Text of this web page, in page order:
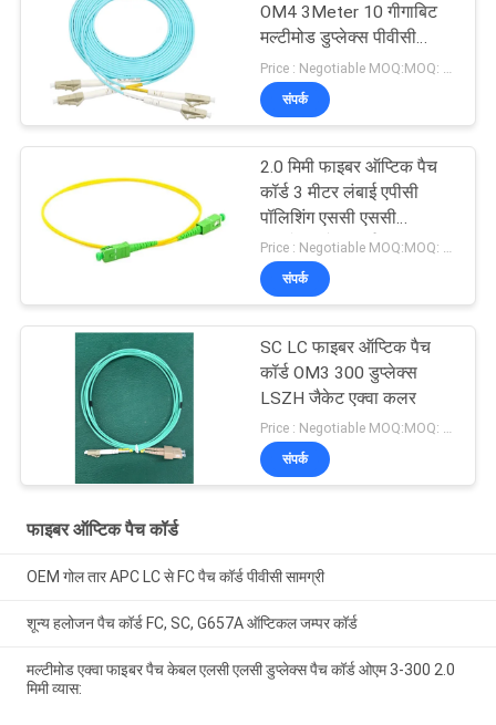
OM4 3Meter 10 गीगाबिट
मल्टीमोड डुप्लेक्स पीवीसी
LSZH
संपर्क
2.0 मिमी फाइबर ऑप्टिक पैच
कॉर्ड 3 मीटर लंबाई एपीसी
पॉलिशिंग एससी एससी
सिम्प्लेक्स पैच कॉर्ड
Price : Negotiable MOQ:MOQ: 100PCS
संपर्क
SC LC फाइबर ऑप्टिक पैच
कॉर्ड OM3 300 डुप्लेक्स
LSZH जैकेट एक्वा कलर
Price : Negotiable MOQ:MOQ: 100PCS
संपर्क
फाइबर ऑप्टिक पैच कॉर्ड
OEM गोल तार APC LC से FC पैच कॉर्ड पीवीसी सामग्री
शून्य हलोजन पैच कॉर्ड FC, SC, G657A ऑप्टिकल जम्पर कॉर्ड
मल्टीमोड एक्वा फाइबर पैच केबल एलसी एलसी डुप्लेक्स पैच कॉर्ड ओएम 3-300 2.0
मिमी व्यास: